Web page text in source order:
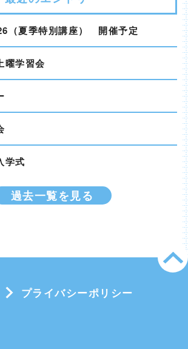
（夏季特別講座） 開催予定
曜学習会
学式
過去一覧を見る
プライバシーポリシー